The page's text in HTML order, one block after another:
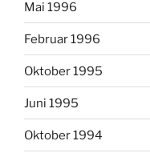
Mai 1996
Februar 1996
Oktober 1995
Juni 1995
Oktober 1994